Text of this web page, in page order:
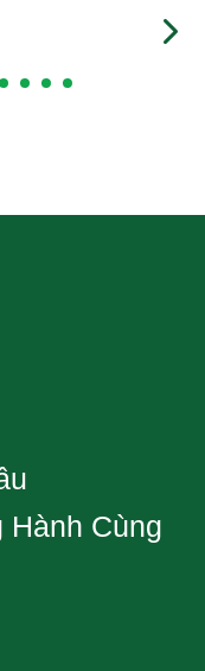
Hành Cùng